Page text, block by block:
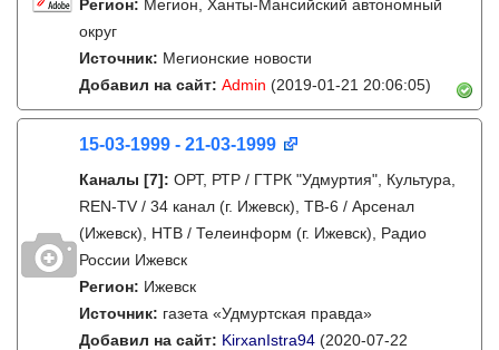
Регион: Мегион, Ханты-Мансийский автономный
округ
Источник: Мегионские новости
Добавил на сайт: Admin (2019-01-21 20:06:05)
15-03-1999 - 21-03-1999
Каналы [7]: ОРТ, РТР / ГТРК "Удмуртия", Культура,
REN-TV / 34 канал (г. Ижевск), ТВ-6 / Арсенал
(Ижевск), НТВ / Телеинформ (г. Ижевск), Радио
России Ижевск
Регион: Ижевск
Источник: газета «Удмуртская правда»
Добавил на сайт: KirxanIstra94 (2020-07-22